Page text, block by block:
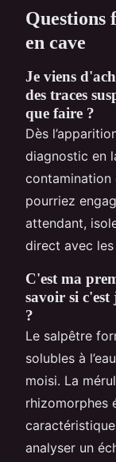
Questions
en cave
Je viens
des traces
que faire ?
Dès
diagnostic en
contamination
pourriez
attendant,
direct avec
C'est ma
savoir si c'est
?
Le salpêtre
solubles à
moisi. La
rhizomorphes
analyser un